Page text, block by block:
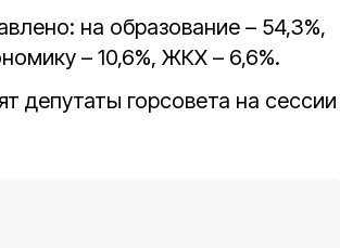
на образование – 54,3%,
– 10,6%, ЖКХ – 6,6%.
депутаты горсовета на сессии